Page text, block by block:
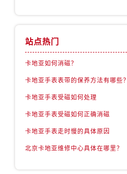
站点热门
卡地亚如何消磁？
卡地亚手表表带的保养方法有哪些？
卡地亚手表受磁如何处理
卡地亚手表受磁如何正确消磁
卡地亚手表走时慢的具体原因
北京卡地亚维修中心具体在哪里？